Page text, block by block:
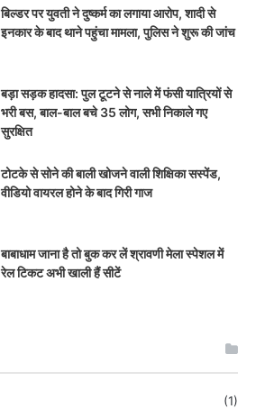
बिल्डर पर युवती ने दुष्कर्म का लगाया आरोप, शादी से
इनकार के बाद थाने पहुंचा मामला, पुलिस ने शुरू की जांच
बड़ा सड़क हादसा: पुल टूटने से नाले में फंसी यात्रियों से
भरी बस, बाल-बाल बचे 35 लोग, सभी निकाले गए
सुरक्षित
टोटके से सोने की बाली खोजने वाली शिक्षिका सस्पेंड,
वीडियो वायरल होने के बाद गिरी गाज
बाबाधाम जाना है तो बुक कर लें श्रावणी मेला स्पेशल में
रेल टिकट अभी खाली हैं सीटें
(1)